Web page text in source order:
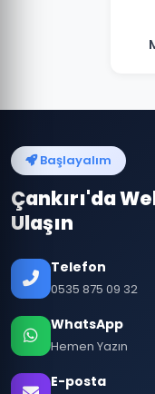
Başlayalım
Çankırı'da
Ulaşın
Telefon
0535 875 09 32
WhatsApp
Hemen Yazın
E-posta